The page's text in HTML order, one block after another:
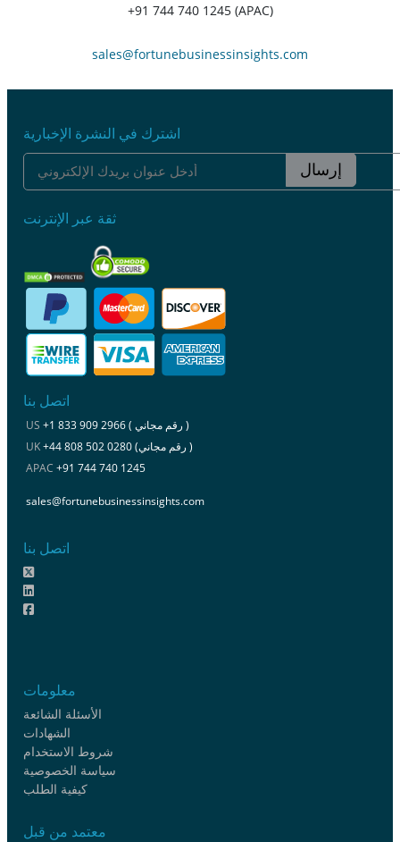
+91 744 740 1245 (APAC)
sales@fortunebusinessinsights.com
اشترك في النشرة الإخبارية
إرسال
ثقة عبر الإنترنت
اتصل بنا
US
+1 833 909 2966 ( رقم مجاني )
UK
+44 808 502 0280 (رقم مجاني )
APAC +91 744 740 1245
sales@fortunebusinessinsights.com
اتصل بنا
معلومات
الأسئلة الشائعة
الشهادات
شروط الاستخدام
سياسة الخصوصية
كيفية الطلب
معتمد من قبل